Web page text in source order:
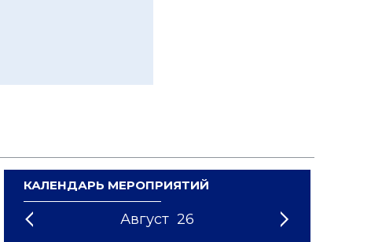
КАЛЕНДАРЬ МЕРОПРИЯТИЙ
Август 26